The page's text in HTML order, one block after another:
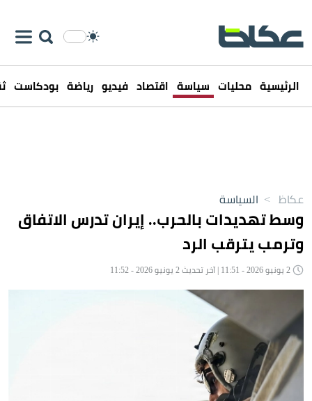
الرئيسية محليات سياسة اقتصاد فيديو رياضة بودكاست
عكاظ > السياسة
وسط تهديدات بالحرب.. إيران تدرس الاتفاق
وترمب يترقب الرد